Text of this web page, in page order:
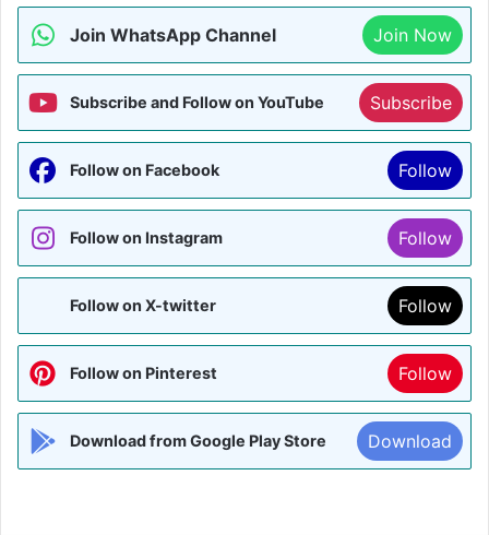
Join WhatsApp Channel Join Now
Subscribe and Follow on YouTube Subscribe
Follow on Facebook Follow
Follow on Instagram Follow
Follow on X-twitter Follow
Follow on Pinterest Follow
Download from Google Play Store Download